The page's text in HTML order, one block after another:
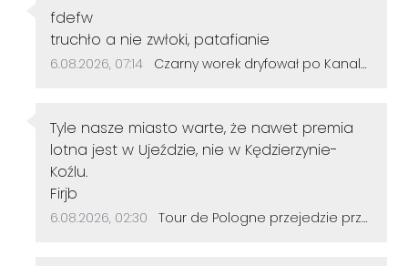
Autor komentarza:
fdefw
Treść komentarza:
truchło a nie zwłoki, patafianie
Data dodania komentarza:
6.08.2026, 07:14 Źródło komentarza:
Czarny worek dryfował po Kanale Gliwickim. W środku znaleziono zwłoki psa
Autor komentarza:
Tyle nasze miasto warte, że nawet premia
lotna jest w Ujeździe, nie w Kędzierzynie-
Koźlu.
Treść komentarza:
Firjb
Data dodania komentarza:
6.08.2026, 02:30 Źródło komentarza:
Tour de Pologne przejedzie przez Sławięcice. Kierowców czekają czasowe utrudnienia